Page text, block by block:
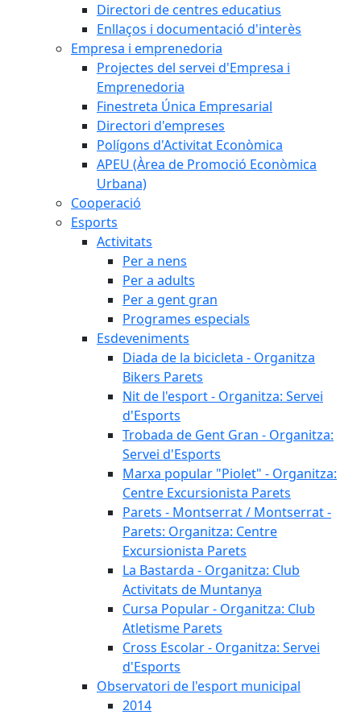
Directori de centres educatius
Enllaços i documentació d'interès
Empresa i emprenedoria
Projectes del servei d'Empresa i
Emprenedoria
Finestreta Única Empresarial
Directori d'empreses
Polígons d'Activitat Econòmica
APEU (Àrea de Promoció Econòmica
Urbana)
Cooperació
Esports
Activitats
Per a nens
Per a adults
Per a gent gran
Programes especials
Esdeveniments
Diada de la bicicleta - Organitza
Bikers Parets
Nit de l'esport - Organitza: Servei
d'Esports
Trobada de Gent Gran - Organitza:
Servei d'Esports
Marxa popular "Piolet" - Organitza:
Centre Excursionista Parets
Parets - Montserrat / Montserrat -
Parets: Organitza: Centre
Excursionista Parets
La Bastarda - Organitza: Club
Activitats de Muntanya
Cursa Popular - Organitza: Club
Atletisme Parets
Cross Escolar - Organitza: Servei
d'Esports
Observatori de l'esport municipal
2014